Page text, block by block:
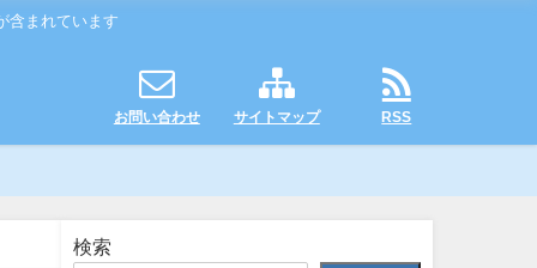
含まれています
お問い合わせ サイトマップ RSS
検索